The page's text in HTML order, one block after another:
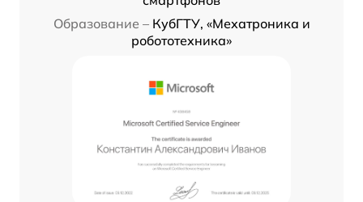
Образование – КубГТУ, «Мехатроника и
робототехника»